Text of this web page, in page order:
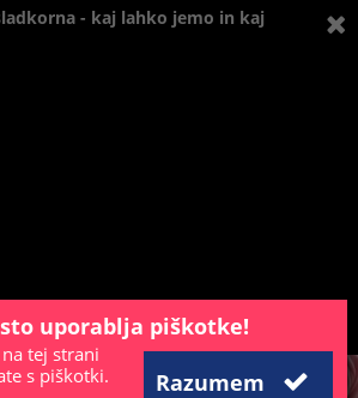
- kaj lahko jemo in kaj
uporablja piškotke!
Razumem
tej strani
s piškotki.